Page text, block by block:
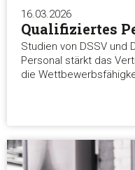
16.03.2026
Qualifiziertes
Studien von DSSV und
Personal stärkt das
die